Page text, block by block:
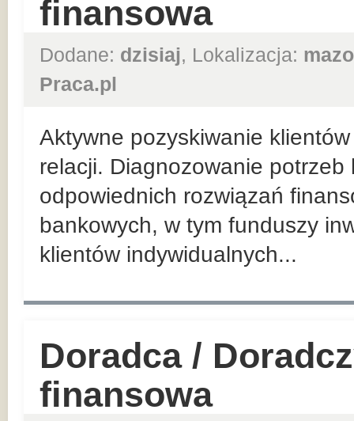
finansowa
Dodane: dzisiaj, Lokalizacja:
Praca.pl
Aktywne pozyskiwanie
relacji. Diagnozowanie
odpowiednich rozwiązań
bankowych, w tym funduszy
klientów indywidualnych...
Doradca /
finansowa